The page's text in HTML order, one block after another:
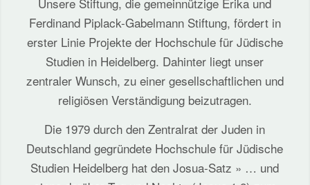
Ferdinand Piplack-Gabelmann Stiftung, fördert in
erster Linie Projekte der Hochschule für Jüdische
Studien in Heidelberg. Dahinter liegt unser
zentraler Wunsch, zu einer gesellschaftlichen und
religiösen Verständigung beizutragen.
Die 1979 durch den Zentralrat der Juden in
Deutschland gegründete Hochschule für Jüdische
Studien Heidelberg hat den Josua-Satz » … und